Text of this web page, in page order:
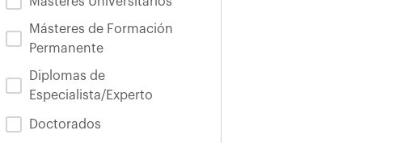
Másteres de Formación
Permanente
Diplomas de
Especialista/Experto
Doctorados